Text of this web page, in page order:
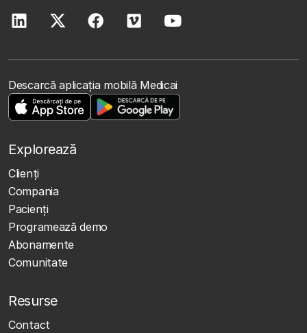
Descarcă aplicația mobilă Medicai
Explorează
Clienţi
Compania
Pacienți
Programează demo
Abonamente
Comunitate
Resurse
Contact